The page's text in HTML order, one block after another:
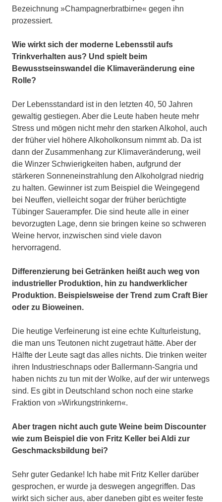
Bezeichnung »Champagnerbratbirne« gegen ihn
prozessiert.
Wie wirkt sich der moderne Lebensstil aufs
Trinkverhalten aus? Und spielt beim
Bewusstseinswandel die Klimaveränderung eine
Rolle?
Der Lebensstandard ist in den letzten 40, 50 Jahren
gewaltig gestiegen. Aber die Leute haben heute mehr
Stress und mögen nicht mehr den starken Alkohol, auch
der früher viel höhere Alkoholkonsum nimmt ab. Da ist
dann der Zusammenhang zur Klimaveränderung, weil
die Winzer Schwierigkeiten haben, aufgrund der
stärkeren Sonneneinstrahlung den Alkoholgrad niedrig
zu halten. Gewinner ist zum Beispiel die Weingegend
bei Neuffen, vielleicht sogar der früher berüchtigte
Tübinger Sauerampfer. Die sind heute alle in einer
bevorzugten Lage, denn sie bringen keine so schweren
Weine hervor, inzwischen sind viele davon
hervorragend.
Differenzierung bei Getränken heißt auch weg von
industrieller Produktion, hin zu handwerklicher
Produktion. Beispielsweise der Trend zum Craft Bier
oder zu Bioweinen.
Die heutige Verfeinerung ist eine echte Kulturleistung,
die man uns Teutonen nicht zugetraut hätte. Aber der
Hälfte der Leute sagt das alles nichts. Die trinken weiter
ihren Industrieschnaps oder Ballermann-Sangria und
haben nichts zu tun mit der Wolke, auf der wir unterwegs
sind. Es gibt in Deutschland schon noch eine starke
Fraktion von »Wirkungstrinkern«.
Aber tragen nicht auch gute Weine beim Discounter
wie zum Beispiel die von Fritz Keller bei Aldi zur
Geschmacksbildung bei?
Sehr guter Gedanke! Ich habe mit Fritz Keller darüber
gesprochen, er wurde ja deswegen angegriffen. Das
wirkt sich sicher aus, aber daneben gibt es weiter feste